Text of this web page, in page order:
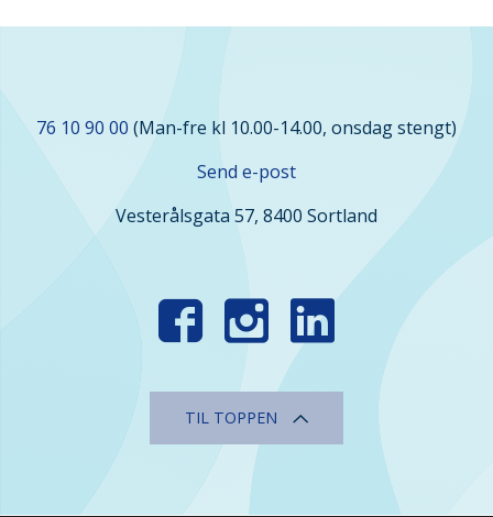
oss
76 10 90 00 (Man-fre kl 10.00-14.00, onsdag stengt)
Send e-post
Vesterålsgata 57, 8400 Sortland
TIL TOPPEN